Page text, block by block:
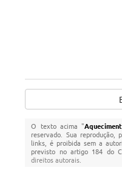
O texto acima "
reservado. Sua reprodução,
links, é proibida sem a
previsto no artigo 184 do
direitos autorais